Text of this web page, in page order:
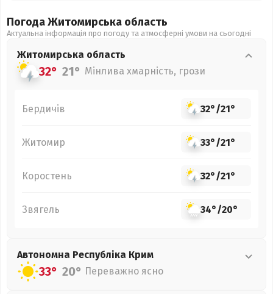
Погода Житомирська область
Актуальна інформація про погоду та атмосферні умови на сьогодні
Житомирська область
32° 21° Мінлива хмарність, грози
Бердичів 32°/21°
Житомир 33°/21°
Коростень 32°/21°
Звягель 34°/20°
Автономна Республіка Крим
33° 20° Переважно ясно